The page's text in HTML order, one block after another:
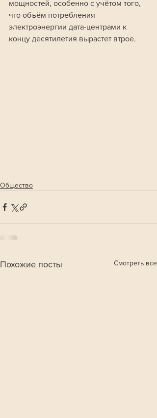
мощностей, особенно с учётом того,
что объём потребления
электроэнергии дата-центрами к
концу десятилетия вырастет втрое.
Общество
Похожие посты Смотреть все